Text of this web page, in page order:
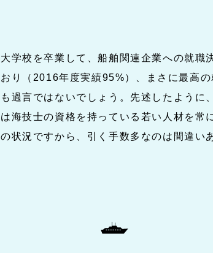
大学校を卒業して、船舶関連企業への就職
おり（2016年度実績95%）、まさに最高の
も過言ではないでしょう。先述したように
は海技士の資格を持っている若い人材を常
の状況ですから、引く手数多なのは間違い